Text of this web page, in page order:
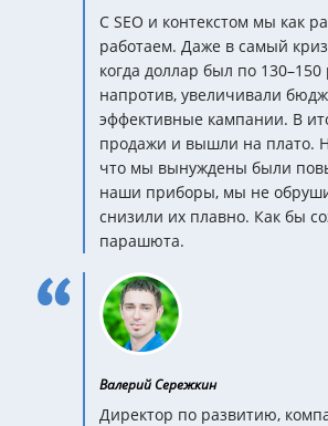
С SEO и контекстом мы как
работаем. Даже в самый
когда доллар был по
напротив, увеличивали
эффективные кампании. В
продажи и вышли на плато.
что мы вынуждены были
наши приборы, мы не
снизили их плавно. Как бы
парашюта.
Валерий Сережкин
Директор по развитию,